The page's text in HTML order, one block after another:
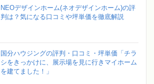
NEOデザインホーム(ネオデザインホーム)の評
判は？気になる口コミや坪単価を徹底解説
国分ハウジングの評判・口コミ・坪単価「チラ
シをきっかけに、展示場を見に行きマイホーム
を建てました！」